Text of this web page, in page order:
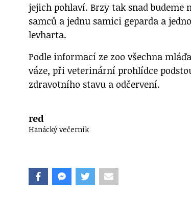
jejich pohlaví. Brzy tak snad budeme
samců a jednu samici geparda a
levharta.
Podle informací ze zoo všechna
váze, při veterinární prohlídce
zdravotního stavu a odčervení.
red
Hanácký večerník